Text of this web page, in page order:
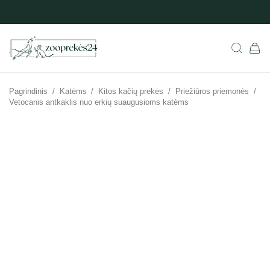
Pagrindinis / Katėms / Kitos kačių prekės / Priežiūros priemonės /
Vetocanis antkaklis nuo erkių suaugusioms katėms